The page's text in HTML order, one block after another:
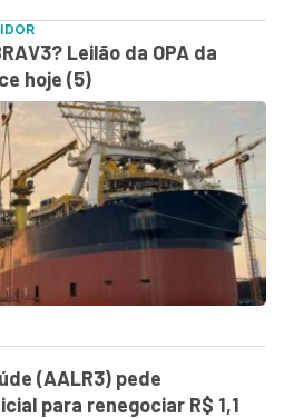
Leilão da OPA da
hoje (5)
(AALR3) pede
para renegociar R$ 1,1